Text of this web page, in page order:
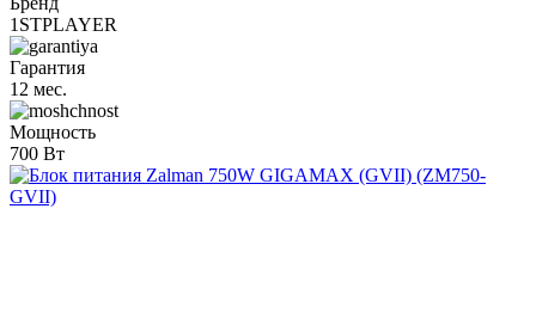
1STPLAYER
Гарантия
12 мес.
Мощность
700 Вт